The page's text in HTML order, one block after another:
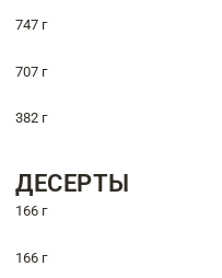
747 г
707 г
382 г
ДЕСЕРТЫ
166 г
166 г